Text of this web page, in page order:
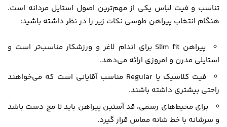
تناسب و فیت لباس یکی از مهم‌ترین اصول استایل مردانه است.
هنگام انتخاب پیراهن طوسی نکات زیر را در نظر داشته باشید:
پیراهن Slim fit برای اندام لاغر و ورزشکار مناسب‌تر است و
استایلی مدرن و امروزی ارائه می‌دهد.
فیت کلاسیک یا Regular مناسب آقایانی است که می‌خواهند
راحتی بیشتری داشته باشند.
برای محیط‌های رسمی، قد آستین پیراهن باید تا مچ دست باشد
و سرشانه با خط شانه مماس قرار گیرد.